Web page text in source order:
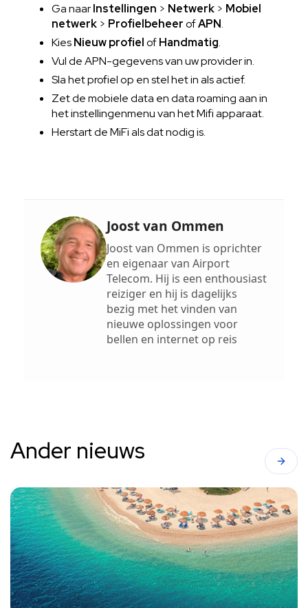
Ga naarInstellingen > Netwerk > Mobiel
netwerk > ProfielbeheerofAPN.
KiesNieuw profielofHandmatig.
Vul de APN-gegevens van uw provider in.
Sla het profiel op en stel het in als actief.
Zet de mobiele data en data roaming aan in
het instellingenmenu van het Mifi apparaat.
Herstart de MiFi als dat nodig is.
Joost van Ommen
Joost van Ommen is oprichter
en eigenaar van Airport
Telecom. Hij is een enthousiast
reiziger en hij is dagelijks
bezig met het vinden van
nieuwe oplossingen voor
bellen en internet op reis
Ander nieuws